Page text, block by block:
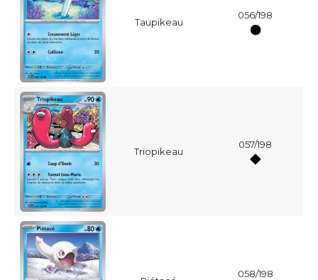
Taupikeau
056/198
Triopikeau
057/198
058/198